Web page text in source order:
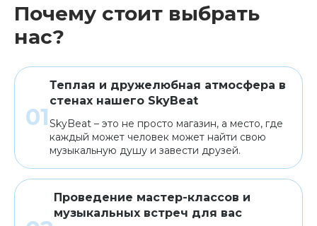
Почему стоит выбрать
нас?
Теплая и дружелюбная атмосфера в
стенах нашего SkyBeat
SkyBeat – это не просто магазин, а место, где
каждый может человек может найти свою
музыкальную душу и завести друзей.
Проведение мастер-классов и
музыкальных встреч для вас